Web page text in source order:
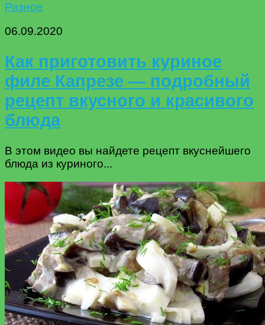
Разное
06.09.2020
Как приготовить куриное
филе Капрезе — подробный
рецепт вкусного и красивого
блюда
В этом видео вы найдете рецепт вкуснейшего
блюда из куриного...